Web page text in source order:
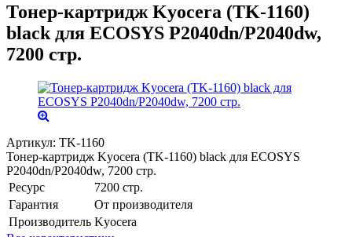
Тонер-картридж Kyocera (TK-1160)
black для ECOSYS P2040dn/P2040dw,
7200 стр.
Артикул: TK-1160
Тонер-картридж Kyocera (TK-1160) black для ECOSYS
P2040dn/P2040dw, 7200 стр.
Ресурс
7200 стр.
Гарантия
От производителя
Производитель Kyocera